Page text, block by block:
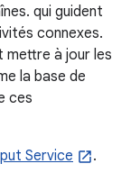
qui guident
connexes.
mettre à jour les
la base de
ces
Service .